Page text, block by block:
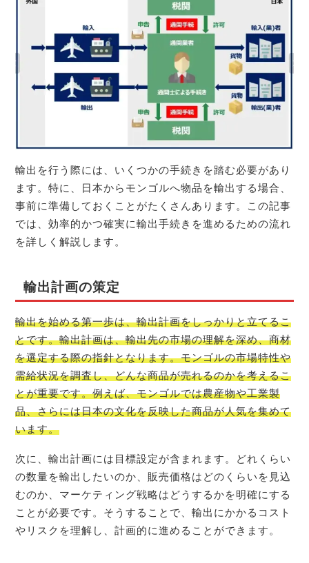
輸出を行う際には、いくつかの手続きを踏む必要があり
ます。特に、日本からモンゴルへ物品を輸出する場合、
事前に準備しておくことがたくさんあります。この記事
では、効率的かつ確実に輸出手続きを進めるための流れ
を詳しく解説します。
輸出計画の策定
輸出を始める第一歩は、輸出計画をしっかりと立てるこ
とです。輸出計画は、輸出先の市場の理解を深め、商材
を選定する際の指針となります。モンゴルの市場特性や
需給状況を調査し、どんな商品が売れるのかを考えるこ
とが重要です。例えば、モンゴルでは農産物や工業製
品、さらには日本の文化を反映した商品が人気を集めて
います。
次に、輸出計画には目標設定が含まれます。どれくらい
の数量を輸出したいのか、販売価格はどのくらいを見込
むのか、マーケティング戦略はどうするかを明確にする
ことが必要です。そうすることで、輸出にかかるコスト
やリスクを理解し、計画的に進めることができます。